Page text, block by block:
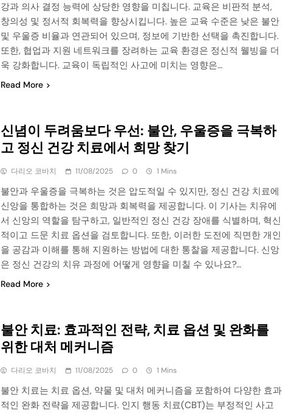
강과 의사 결정 능력에 상당한 영향을 미칩니다. 교육은 비판적 분석,
창의성 및 정서적 회복력을 향상시킵니다. 높은 교육 수준은 낮은 불안
및 우울증 비율과 연관되어 있으며, 정보에 기반한 선택을 촉진합니다.
또한, 협업과 지원 네트워크를 장려하는 교육 환경은 정신적 웰빙을 더
욱 강화합니다. 교육이 독립적인 사고에 미치는 영향은…
Read More
신념이 두려움보다 우선: 불안, 우울증을 극복하
고 정신 건강 치료에서 희망 찾기
다리오 코바치 11/08/2025 0 1 Mins
불안과 우울증을 극복하는 것은 압도적일 수 있지만, 정신 건강 치료에
신앙을 통합하는 것은 희망과 회복력을 제공합니다. 이 기사는 치유에
서 신앙의 역할을 탐구하고, 일반적인 정신 건강 장애를 식별하며, 혁신
적이고 드문 치료 옵션을 검토합니다. 또한, 이러한 도전에 직면한 개인
을 공감과 이해를 통해 지원하는 방법에 대한 통찰을 제공합니다. 신앙
은 정신 건강의 치유 과정에 어떻게 영향을 미칠 수 있나요?…
Read More
불안 치료: 효과적인 전략, 치료 옵션 및 완화를
위한 대처 메커니즘
다리오 코바치 11/08/2025 0 1 Mins
불안 치료는 치료 옵션, 약물 및 대처 메커니즘을 포함하여 다양한 효과
적인 완화 전략을 제공합니다. 인지 행동 치료(CBT)는 부정적인 사고